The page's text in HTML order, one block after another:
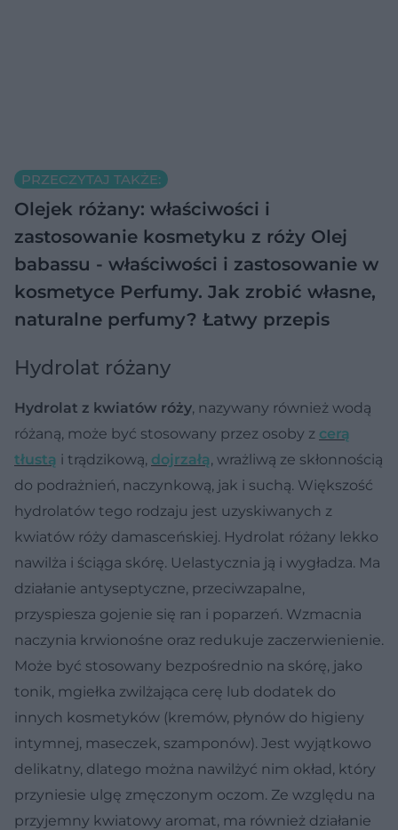
PRZECZYTAJ TAKŻE:
Olejek różany: właściwości i
zastosowanie kosmetyku z róży Olej
babassu - właściwości i zastosowanie w
kosmetyce Perfumy. Jak zrobić własne,
naturalne perfumy? Łatwy przepis
Hydrolat różany
Hydrolat z kwiatów róży, nazywany również wodą
różaną, może być stosowany przez osoby z cerą
tłustą i trądzikową, dojrzałą, wrażliwą ze skłonnością
do podrażnień, naczynkową, jak i suchą. Większość
hydrolatów tego rodzaju jest uzyskiwanych z
kwiatów róży damasceńskiej. Hydrolat różany lekko
nawilża i ściąga skórę. Uelastycznia ją i wygładza. Ma
działanie antyseptyczne, przeciwzapalne,
przyspiesza gojenie się ran i poparzeń. Wzmacnia
naczynia krwionośne oraz redukuje zaczerwienienie.
Może być stosowany bezpośrednio na skórę, jako
tonik, mgiełka zwilżająca cerę lub dodatek do
innych kosmetyków (kremów, płynów do higieny
intymnej, maseczek, szamponów). Jest wyjątkowo
delikatny, dlatego można nawilżyć nim okład, który
przyniesie ulgę zmęczonym oczom. Ze względu na
przyjemny kwiatowy aromat, ma również działanie